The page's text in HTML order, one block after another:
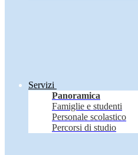
Servizi
Panoramica
Famiglie e studenti
Personale scolastico
Percorsi di studio